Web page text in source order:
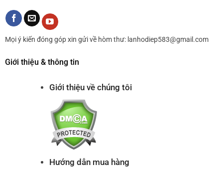
Mọi ý kiến đóng góp xin gửi về hòm thư: lanhodiep583@gmail.com
Giới thiệu & thông tin
Giới thiệu về chúng tôi
Hướng dẫn mua hàng